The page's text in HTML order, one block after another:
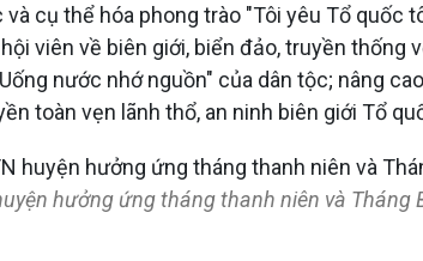
cụ thể hóa phong trào "Tôi yêu Tổ quốc
viên về biên giới, biển đảo, truyền
nước nhớ nguồn" của dân tộc; nâng
toàn vẹn lãnh thổ, an ninh biên giới Tổ
hưởng ứng tháng thanh niên và Tháng